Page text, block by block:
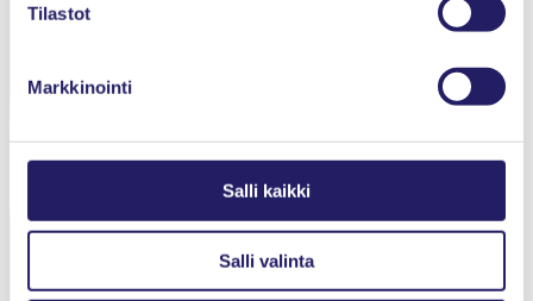
Tilastot
Markkinointi
Salli kaikki
Salli valinta
Jäsenyys
Toiminta
Young Crew
Meistä